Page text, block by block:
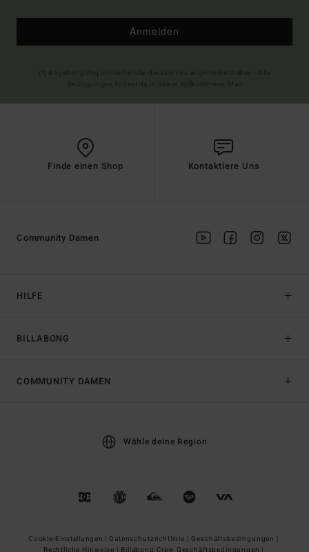
Anmelden
Finde einen Shop Kontaktiere Uns
HILFE
BILLABONG
Community Damen
COMMUNITY DAMEN
Wähle deine Region
Cookie-Einstellungen | Datenschutzrichtlinie | Geschäftsbedingungen |
Rechtliche Hinweise | Billabong Crew Geschäftsbedingungen |